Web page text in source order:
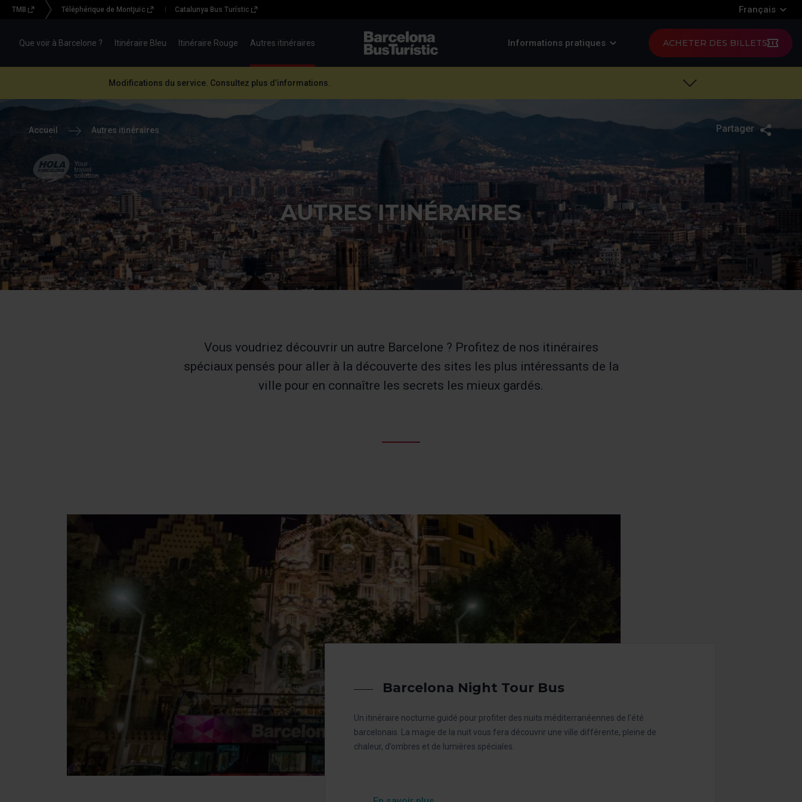
Menu
topbar
TMB Téléphérique de Montjuïc Catalunya Bus Turístic Français
Que voir à Barcelone ? Itinéraire Bleu Itinéraire Rouge Autres itinéraires Informations pratiques ACHETER DES BILLETS
Modifications du service. Consultez plus d’informations.
Accueil Autres itinéraires
Partager
AUTRES ITINÉRAIRES
Hola Barcelona, your
travel solution
Vous voudriez découvrir un autre Barcelone ? Profitez de nos itinéraires
spéciaux pensés pour aller à la découverte des sites les plus intéressants de la
ville pour en connaître les secrets les mieux gardés.
Barcelona Night Tour Bus
Un itinéraire nocturne guidé pour profiter des nuits méditerranéennes de l’été
barcelonais. La magie de la nuit vous fera découvrir une ville différente, pleine de
chaleur, d’ombres et de lumières spéciales.